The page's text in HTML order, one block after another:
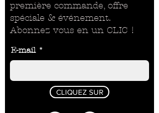
première commande, offre
spéciale & événement.
Abonnez vous en un CLIC !
E-mail
CLIQUEZ SUR